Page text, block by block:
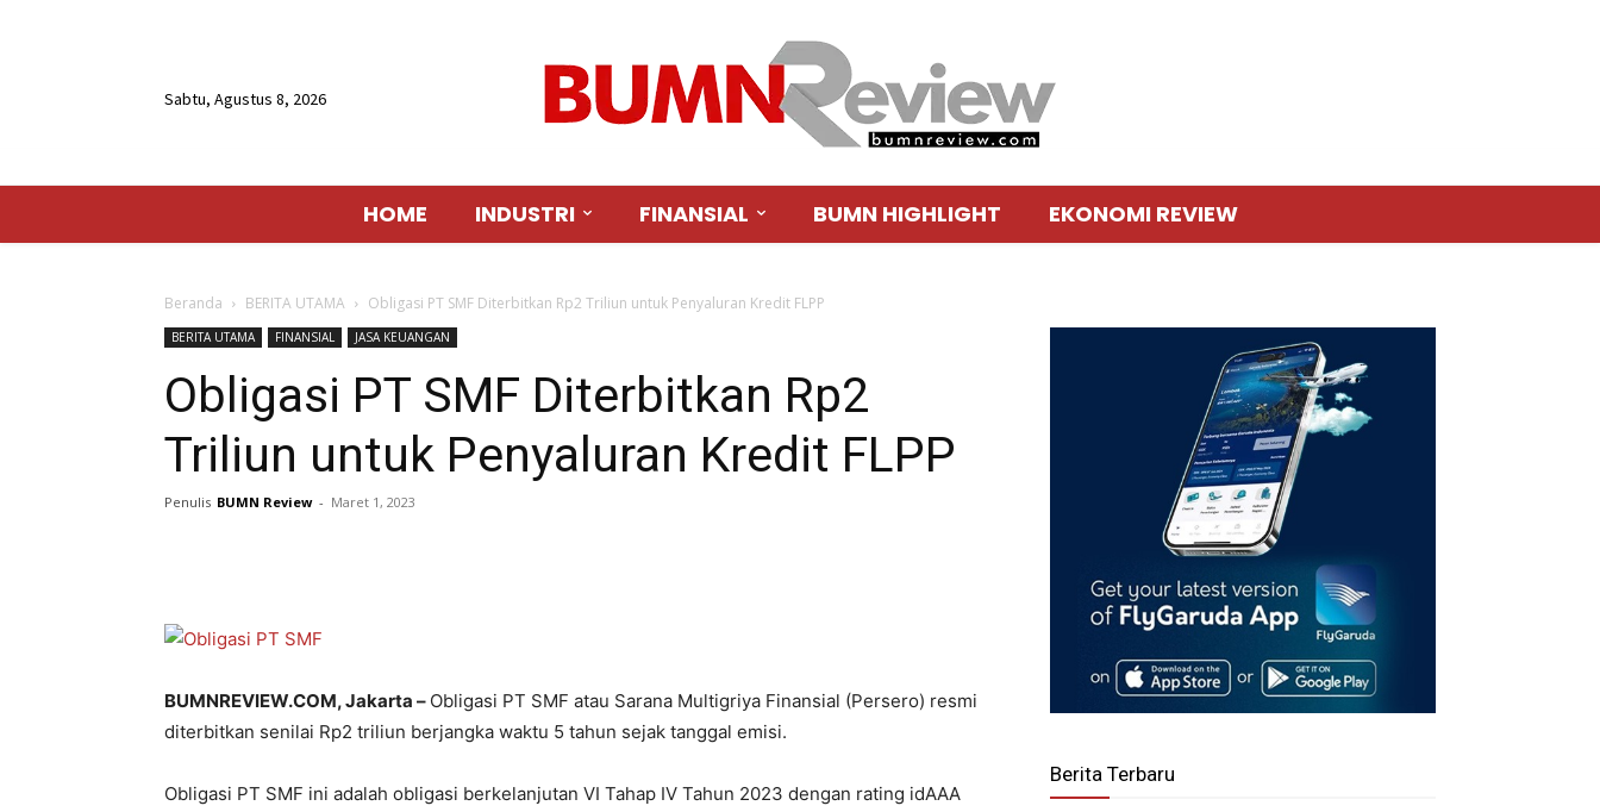
Sabtu, Agustus 8, 2026
HOME INDUSTRI FINANSIAL BUMN HIGHLIGHT EKONOMI REVIEW
Beranda BERITA UTAMA Obligasi PT SMF Diterbitkan Rp2 Triliun untuk Penyaluran Kredit FLPP
BERITA UTAMA FINANSIAL JASA KEUANGAN
Obligasi PT SMF Diterbitkan Rp2
Triliun untuk Penyaluran Kredit FLPP
Penulis BUMN Review - Maret 1, 2023
BUMNREVIEW.COM, Jakarta – Obligasi PT SMF atau Sarana Multigriya Finansial (Persero) resmi
diterbitkan senilai Rp2 triliun berjangka waktu 5 tahun sejak tanggal emisi.
Obligasi PT SMF ini adalah obligasi berkelanjutan VI Tahap IV Tahun 2023 dengan rating idAAA
Berita Terbaru